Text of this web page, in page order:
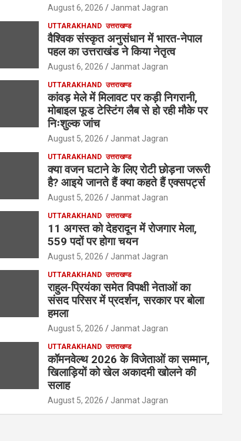
August 6, 2026 Janmat Jagran
UTTARAKHAND उत्तराखण्ड
वैश्विक संस्कृत अनुसंधान में भारत-नेपाल
पहल का उत्तराखंड ने किया नेतृत्व
August 6, 2026 Janmat Jagran
UTTARAKHAND उत्तराखण्ड
कांवड़ मेले में मिलावट पर कड़ी निगरानी,
मोबाइल फूड टेस्टिंग लैब से हो रही मौके पर
निःशुल्क जांच
August 5, 2026 Janmat Jagran
UTTARAKHAND उत्तराखण्ड
क्या वजन घटाने के लिए रोटी छोड़ना जरूरी
है? आइये जानते हैं क्या कहते हैं एक्सपर्ट्स
August 5, 2026 Janmat Jagran
UTTARAKHAND उत्तराखण्ड
11 अगस्त को देहरादून में रोजगार मेला,
559 पदों पर होगा चयन
August 5, 2026 Janmat Jagran
UTTARAKHAND उत्तराखण्ड
राहुल-प्रियंका समेत विपक्षी नेताओं का
संसद परिसर में प्रदर्शन, सरकार पर बोला
हमला
August 5, 2026 Janmat Jagran
UTTARAKHAND उत्तराखण्ड
कॉमनवेल्थ 2026 के विजेताओं का सम्मान,
खिलाड़ियों को खेल अकादमी खोलने की
सलाह
August 5, 2026 Janmat Jagran